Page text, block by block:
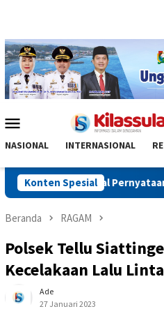
Mobile
NASIONAL INTERNASIONAL
Konten Spesial
Hak Jawab soal Pernyataan
Beranda RAGAM
Polsek Tellu
Kecelakaan Lalu
Ade
27 Januari 2023